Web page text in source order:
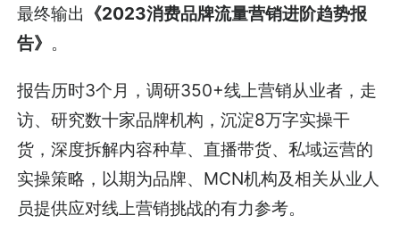
最终输出 《2023消费品牌流量营销进阶趋势报
告》 。
报告历时3个月，调研350+线上营销从业者，走
访、研究数十家品牌机构，沉淀8万字实操干
货，深度拆解内容种草、直播带货、私域运营的
实操策略，以期为品牌、MCN机构及相关从业人
员提供应对线上营销挑战的有力参考。